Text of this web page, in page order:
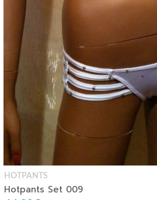
HOTPANTS
Hotpants Set 009